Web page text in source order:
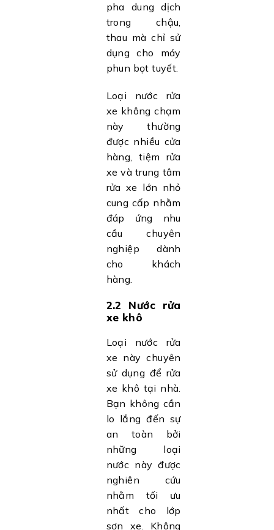
pha dung dịch
trong chậu,
thau mà chỉ sử
dụng cho máy
phun bọt tuyết.
Loại nước rửa
xe không chạm
này thường
được nhiều cửa
hàng, tiệm rửa
xe và trung tâm
rửa xe lớn nhỏ
cung cấp nhằm
đáp ứng nhu
cầu chuyên
nghiệp dành
cho khách
hàng.
2.2 Nước rửa
xe khô
Loại nước rửa
xe này chuyên
sử dụng để rửa
xe khô tại nhà.
Bạn không cần
lo lắng đến sự
an toàn bởi
những loại
nước này được
nghiên cứu
nhằm tối ưu
nhất cho lớp
sơn xe. Không